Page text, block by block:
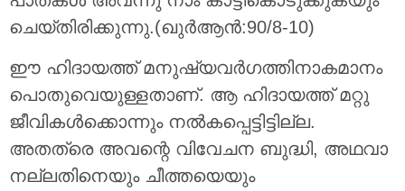
ചെയ്തിരിക്കുന്നു.(ഖുർആൻ:90/8-10)
ഈ ഹിദായത്ത് മനുഷ്യവര്‍ഗത്തിനാകമാനം
പൊതുവെയുള്ളതാണ്. ആ ഹിദായത്ത് മറ്റു
ജീവികള്‍ക്കൊന്നും നല്‍കപ്പെട്ടിട്ടില്ല.
അതത്രെ അവന്റെ വിവേചന ബുദ്ധി, അഥവാ
നല്ലതിനെയും ചീത്തയെയും